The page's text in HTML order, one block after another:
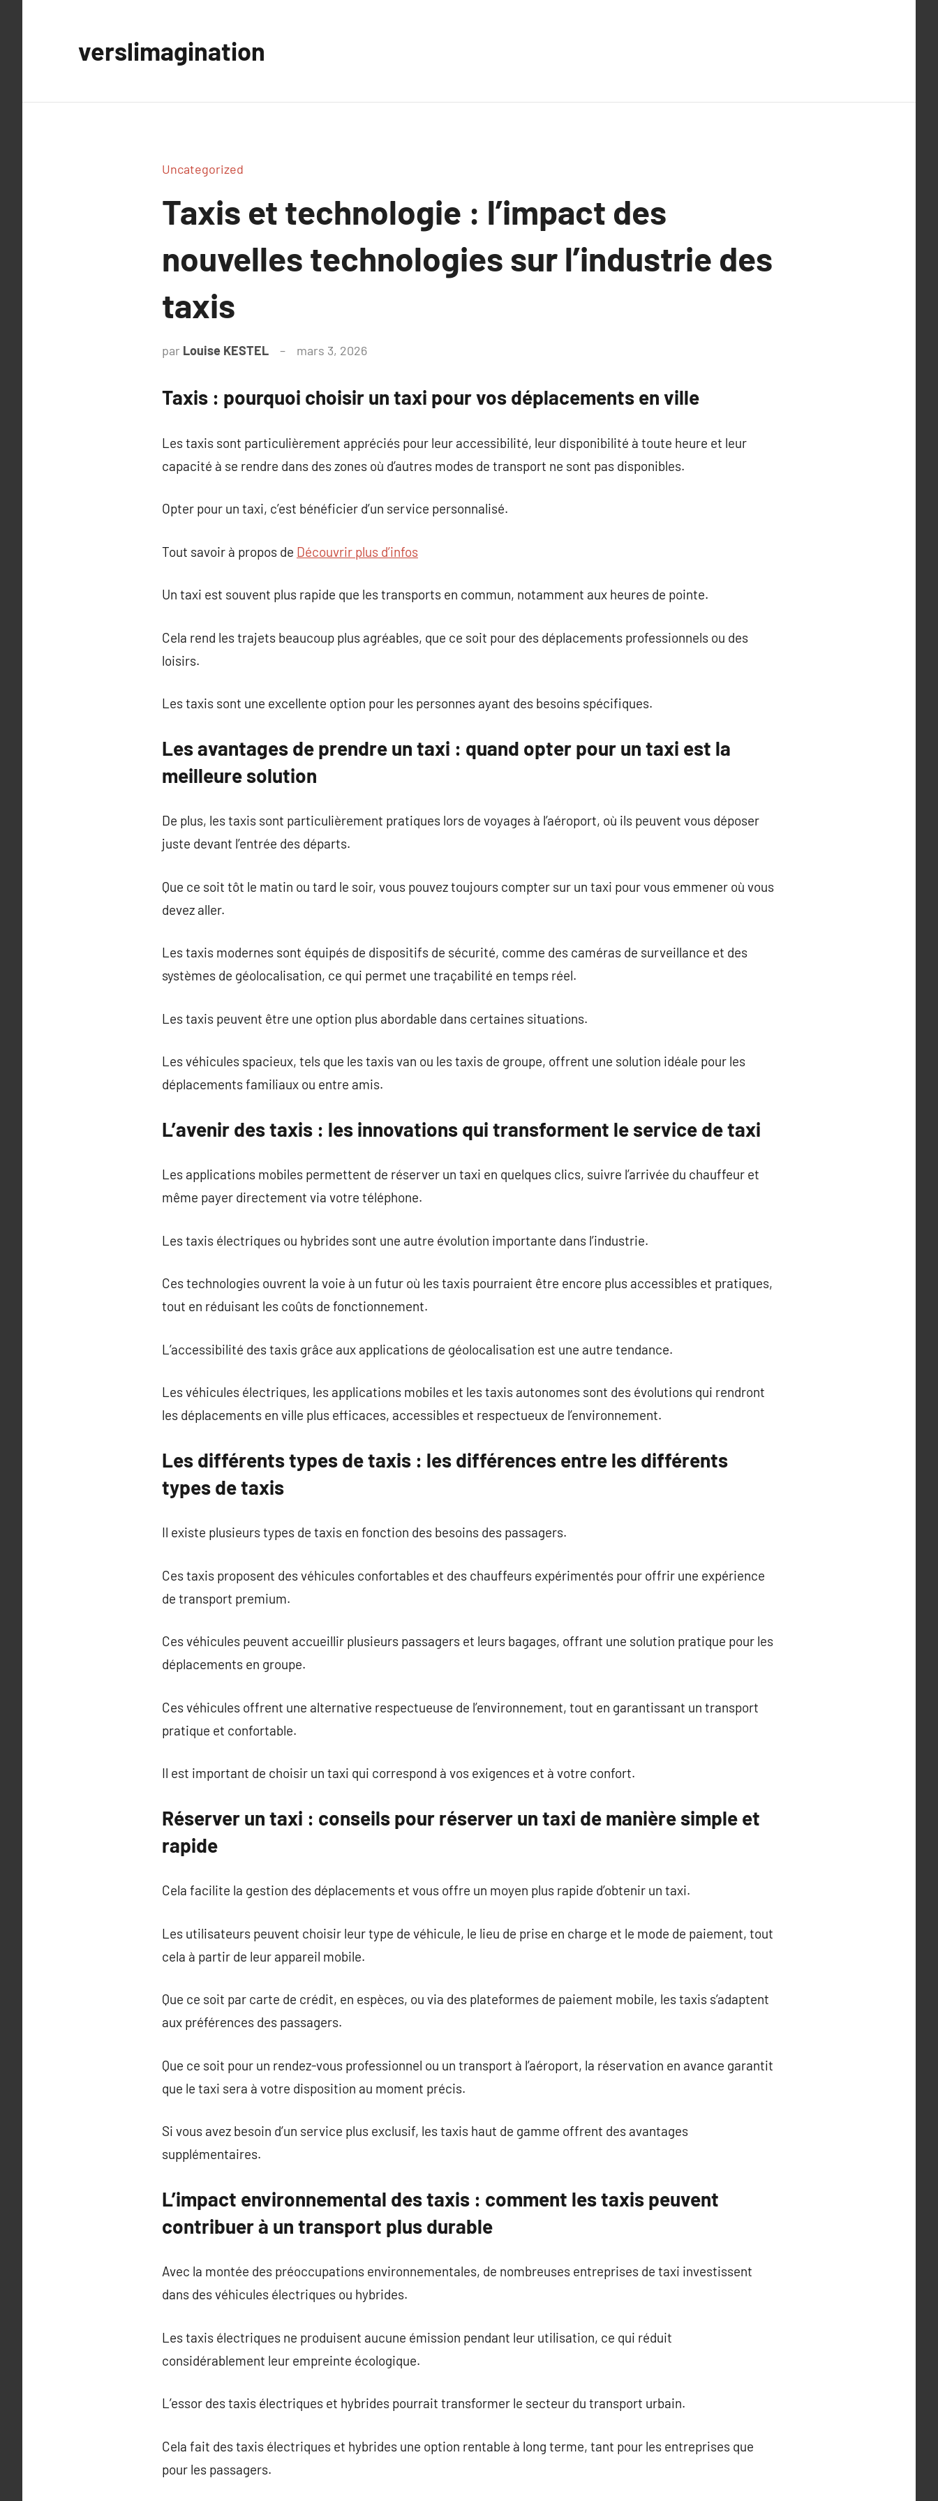
verslimagination
Uncategorized
Taxis et technologie : l’impact des
nouvelles technologies sur l’industrie des
taxis
par Louise KESTEL mars 3, 2026
Taxis : pourquoi choisir un taxi pour vos déplacements en ville
Les taxis sont particulièrement appréciés pour leur accessibilité, leur disponibilité à toute heure et leur
capacité à se rendre dans des zones où d’autres modes de transport ne sont pas disponibles.
Opter pour un taxi, c’est bénéficier d’un service personnalisé.
Tout savoir à propos de Découvrir plus d’infos
Un taxi est souvent plus rapide que les transports en commun, notamment aux heures de pointe.
Cela rend les trajets beaucoup plus agréables, que ce soit pour des déplacements professionnels ou des
loisirs.
Les taxis sont une excellente option pour les personnes ayant des besoins spécifiques.
Les avantages de prendre un taxi : quand opter pour un taxi est la
meilleure solution
De plus, les taxis sont particulièrement pratiques lors de voyages à l’aéroport, où ils peuvent vous déposer
juste devant l’entrée des départs.
Que ce soit tôt le matin ou tard le soir, vous pouvez toujours compter sur un taxi pour vous emmener où vous
devez aller.
Les taxis modernes sont équipés de dispositifs de sécurité, comme des caméras de surveillance et des
systèmes de géolocalisation, ce qui permet une traçabilité en temps réel.
Les taxis peuvent être une option plus abordable dans certaines situations.
Les véhicules spacieux, tels que les taxis van ou les taxis de groupe, offrent une solution idéale pour les
déplacements familiaux ou entre amis.
L’avenir des taxis : les innovations qui transforment le service de taxi
Les applications mobiles permettent de réserver un taxi en quelques clics, suivre l’arrivée du chauffeur et
même payer directement via votre téléphone.
Les taxis électriques ou hybrides sont une autre évolution importante dans l’industrie.
Ces technologies ouvrent la voie à un futur où les taxis pourraient être encore plus accessibles et pratiques,
tout en réduisant les coûts de fonctionnement.
L’accessibilité des taxis grâce aux applications de géolocalisation est une autre tendance.
Les véhicules électriques, les applications mobiles et les taxis autonomes sont des évolutions qui rendront
les déplacements en ville plus efficaces, accessibles et respectueux de l’environnement.
Les différents types de taxis : les différences entre les différents
types de taxis
Il existe plusieurs types de taxis en fonction des besoins des passagers.
Ces taxis proposent des véhicules confortables et des chauffeurs expérimentés pour offrir une expérience
de transport premium.
Ces véhicules peuvent accueillir plusieurs passagers et leurs bagages, offrant une solution pratique pour les
déplacements en groupe.
Ces véhicules offrent une alternative respectueuse de l’environnement, tout en garantissant un transport
pratique et confortable.
Il est important de choisir un taxi qui correspond à vos exigences et à votre confort.
Réserver un taxi : conseils pour réserver un taxi de manière simple et
rapide
Cela facilite la gestion des déplacements et vous offre un moyen plus rapide d’obtenir un taxi.
Les utilisateurs peuvent choisir leur type de véhicule, le lieu de prise en charge et le mode de paiement, tout
cela à partir de leur appareil mobile.
Que ce soit par carte de crédit, en espèces, ou via des plateformes de paiement mobile, les taxis s’adaptent
aux préférences des passagers.
Que ce soit pour un rendez-vous professionnel ou un transport à l’aéroport, la réservation en avance garantit
que le taxi sera à votre disposition au moment précis.
Si vous avez besoin d’un service plus exclusif, les taxis haut de gamme offrent des avantages
supplémentaires.
L’impact environnemental des taxis : comment les taxis peuvent
contribuer à un transport plus durable
Avec la montée des préoccupations environnementales, de nombreuses entreprises de taxi investissent
dans des véhicules électriques ou hybrides.
Les taxis électriques ne produisent aucune émission pendant leur utilisation, ce qui réduit
considérablement leur empreinte écologique.
L’essor des taxis électriques et hybrides pourrait transformer le secteur du transport urbain.
Cela fait des taxis électriques et hybrides une option rentable à long terme, tant pour les entreprises que
pour les passagers.